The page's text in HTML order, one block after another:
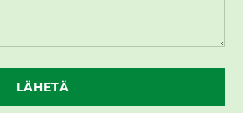
LÄHETÄ